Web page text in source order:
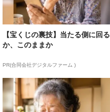
【宝くじの裏技】当たる側に回る
か、このままか
PR(合同会社デジタルファーム )